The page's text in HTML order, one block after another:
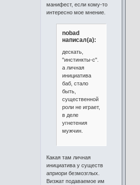
манифест, если кому-то
интересно мое мнение.
nobad
написал(а):
дескать,
"инстинкты-с".
а личная
инициатива
баб, стало
быть,
существенной
роли не играет,
в деле
угнетения
мужчин.
Какая там личная
инициатива у существ
априори безмозглых.
Визжат подаваемое им